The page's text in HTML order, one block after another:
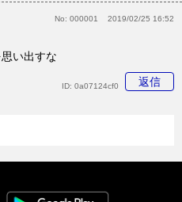
No: 000001 2019/02/25 16:52
い出すな
返信
ID: 0a07124cf0